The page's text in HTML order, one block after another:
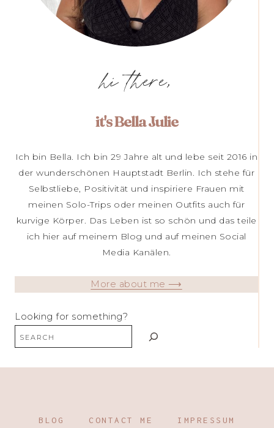
hi there,
it's Bella Julie
Ich bin Bella. Ich bin 29 Jahre alt und lebe seit 2016 in
der wunderschönen Hauptstadt Berlin. Ich stehe für
Selbstliebe, Positivität und inspiriere Frauen mit
meinen Solo-Trips oder meinen Outfits auch für
kurvige Körper. Das Leben ist so schön und das teile
ich hier auf meinem Blog und auf meinen Social
Media Kanälen.
More about me ⟶
Looking for something?
BLOG CONTACT ME IMPRESSUM